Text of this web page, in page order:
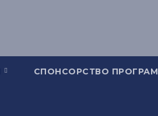
СПОНСОРСТВО ПРОГРАМ